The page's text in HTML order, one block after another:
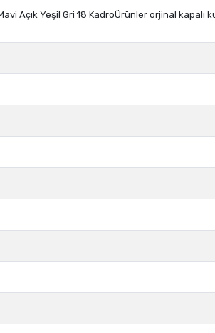
Açık Yeşil Gri 18 KadroÜrünler orjinal